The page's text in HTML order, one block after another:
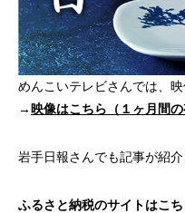
めんこいテレビさんでは、
→ 映像はこちら（１ヶ月間の
岩手日報さんでも記事が紹
ふるさと納税のサイトはこ